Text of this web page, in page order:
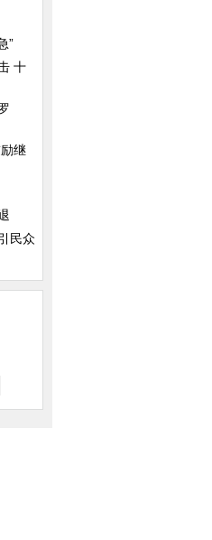
”
十
继
民众